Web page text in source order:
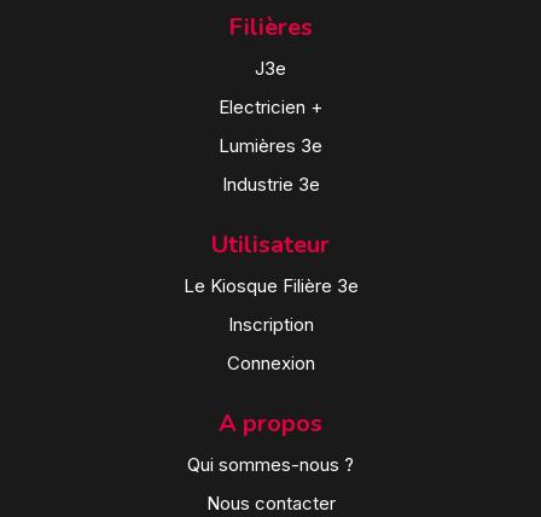
Filières
J3e
Electricien +
Lumières 3e
Industrie 3e
Utilisateur
Le Kiosque Filière 3e
Inscription
Connexion
A propos
Qui sommes-nous ?
Nous contacter